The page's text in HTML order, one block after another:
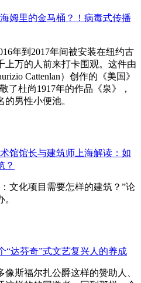
姆里的金马桶？！病毒式传播
年到2017年间被安装在纽约古
上万的人前来打卡围观。这件由
Cattenlan）创作的《美国》
了杜尚1917年的作品《泉》，
男性小便池。
馆馆长与建筑师上海解读：如
？
文化项目需要怎样的建筑？”论
“达芬奇”式文艺复兴人的养成
斯福尔扎公爵这样的赞助人、